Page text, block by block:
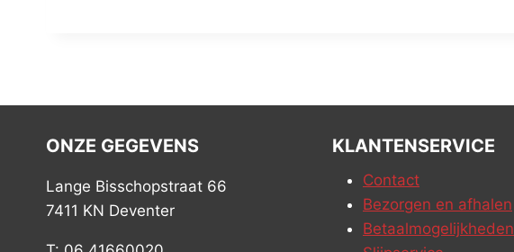
ONZE GEGEVENS
Lange Bisschopstraat 66
7411 KN Deventer
KLANTENSERVICE
Contact
Bezorgen en afhalen
Betaalmogelijkheden